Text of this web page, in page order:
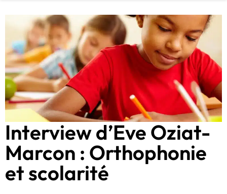
Interview d’Eve Oziat-
Marcon : Orthophonie
et scolarité